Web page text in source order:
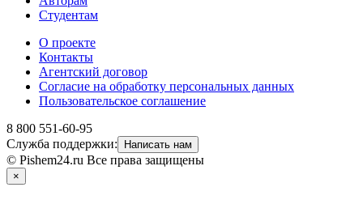
Студентам
О проекте
Контакты
Агентский договор
Согласие на обработку персональных данных
Пользовательское соглашение
8 800 551-60-95
Служба поддержки:
Написать нам
© Pishem24.ru Все права защищены
×